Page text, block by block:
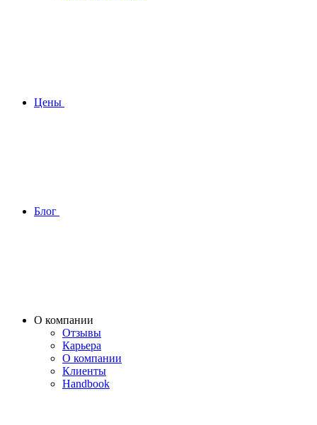
Цены
Блог
О компании
Отзывы
Карьера
О компании
Клиенты
Handbook